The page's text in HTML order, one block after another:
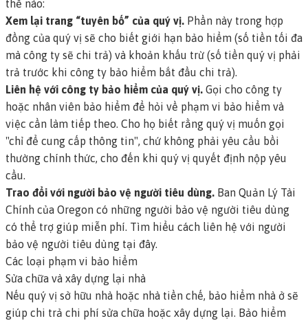
thế nào:
Xem lại trang “tuyên bố” của quý vị. Phần này trong hợp
đồng của quý vị sẽ cho biết giới hạn bảo hiểm (số tiền tối đa
mà công ty sẽ chi trả) và khoản khấu trừ (số tiền quý vị phải
trả trước khi công ty bảo hiểm bắt đầu chi trả).
Liên hệ với công ty bảo hiểm của quý vị. Gọi cho công ty
hoặc nhân viên bảo hiểm để hỏi về phạm vi bảo hiểm và
việc cần làm tiếp theo. Cho họ biết rằng quý vị muốn gọi
"chỉ để cung cấp thông tin", chứ không phải yêu cầu bồi
thường chính thức, cho đến khi quý vị quyết định nộp yêu
cầu.
Trao đổi với người bảo vệ người tiêu dùng. Ban Quản Lý Tài
Chính của Oregon có những người bảo vệ người tiêu dùng
có thể trợ giúp miễn phí. Tìm hiểu cách liên hệ với người
bảo vệ người tiêu dùng tại đây.
Các loại phạm vi bảo hiểm
Sửa chữa và xây dựng lại nhà
Nếu quý vị sở hữu nhà hoặc nhà tiền chế, bảo hiểm nhà ở sẽ
giúp chi trả chi phí sửa chữa hoặc xây dựng lại. Bảo hiểm